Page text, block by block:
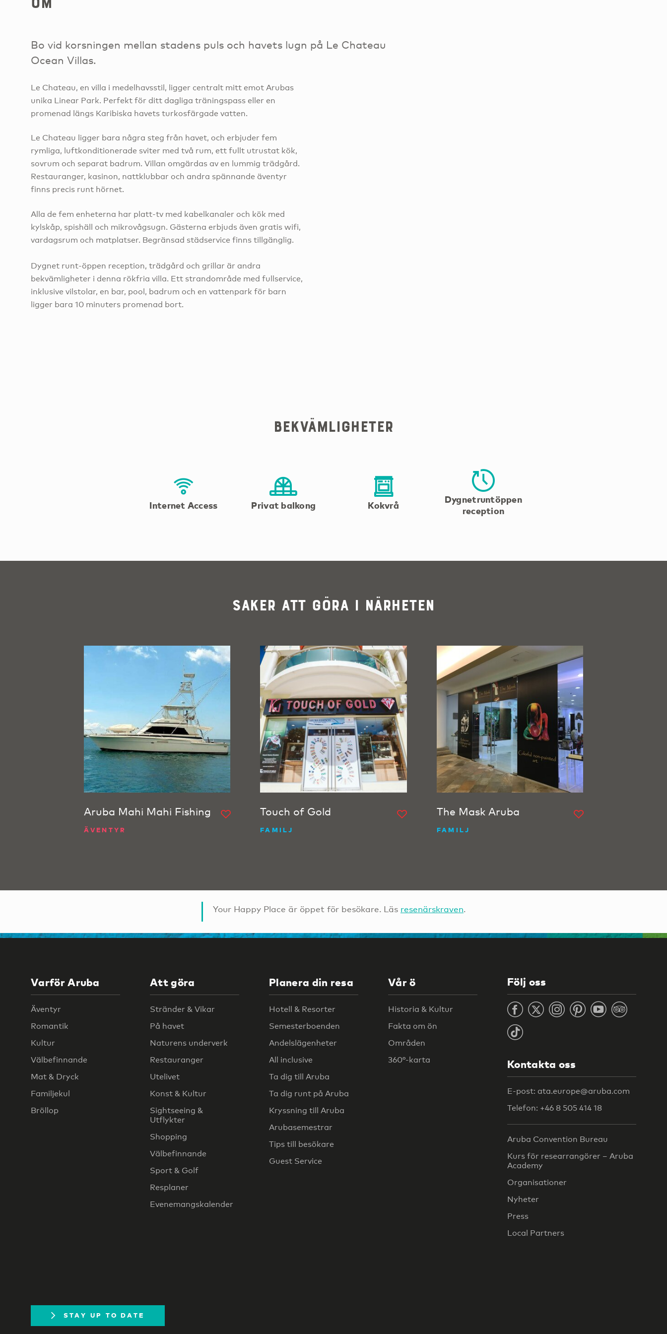
Bo vid korsningen mellan stadens puls och havets lugn på Le Chateau
Ocean Villas.
Le Chateau, en villa i medelhavsstil, ligger centralt mitt emot Arubas
unika Linear Park. Perfekt för ditt dagliga träningspass eller en
promenad längs Karibiska havets turkosfärgade vatten.
Le Chateau ligger bara några steg från havet, och erbjuder fem
rymliga, luftkonditionerade sviter med två rum, ett fullt utrustat kök,
sovrum och separat badrum. Villan omgärdas av en lummig trädgård.
Restauranger, kasinon, nattklubbar och andra spännande äventyr
finns precis runt hörnet.
Alla de fem enheterna har platt-tv med kabelkanaler och kök med
kylskåp, spishäll och mikrovågsugn. Gästerna erbjuds även gratis wifi,
vardagsrum och matplatser. Begränsad städservice finns tillgänglig.
Dygnet runt-öppen reception, trädgård och grillar är andra
bekvämligheter i denna rökfria villa. Ett strandområde med fullservice,
inklusive vilstolar, en bar, pool, badrum och en vattenpark för barn
ligger bara 10 minuters promenad bort.
Bekvämligheter
Internet Access Privat balkong Kokvrå
Dygnetruntöppen
reception
Saker att göra i närheten
Aruba Mahi Mahi Fishing
ÄVENTYR
Touch of Gold
FAMILJ
The Mask Aruba
FAMILJ
Your Happy Place är öppet för besökare. Läs resenärskraven.
Varför Aruba
Äventyr
Romantik
Kultur
Välbefinnande
Mat & Dryck
Familjekul
Bröllop
Att göra
Stränder & Vikar
På havet
Naturens underverk
Restauranger
Utelivet
Konst & Kultur
Sightseeing &
Utflykter
Shopping
Välbefinnande
Sport & Golf
Resplaner
Evenemangskalender
Planera din resa
Hotell & Resorter
Semesterboenden
Andelslägenheter
All inclusive
Ta dig till Aruba
Ta dig runt på Aruba
Kryssning till Aruba
Arubasemestrar
Tips till besökare
Guest Service
Vår ö
Historia & Kultur
Fakta om ön
Områden
360°-karta
Följ oss
Kontakta oss
E-post: ata.europe@aruba.com
Telefon: +46 8 505 414 18
Aruba Convention Bureau
Kurs för researrangörer – Aruba
Academy
Organisationer
Nyheter
Press
Local Partners
STAY UP TO DATE